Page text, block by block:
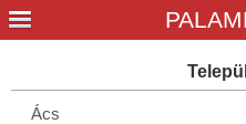
Ács